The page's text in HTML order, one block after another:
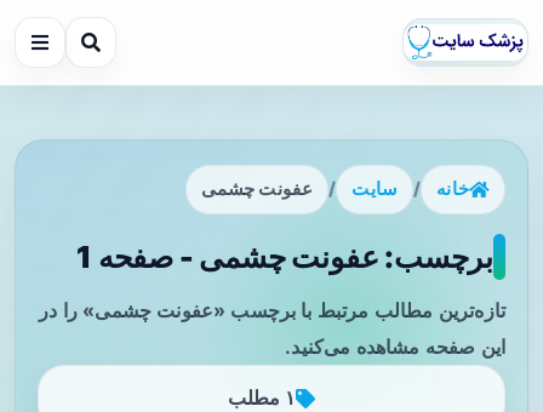
خانه / سایت / عفونت چشمی
برچسب: عفونت چشمی - صفحه 1
تازه‌ترین مطالب مرتبط با برچسب «عفونت چشمی» را در
این صفحه مشاهده می‌کنید.
۱ مطلب